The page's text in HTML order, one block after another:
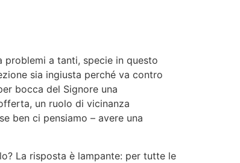
a tanti, specie in questo
sia ingiusta perché va contro
bocca del Signore una
un ruolo di vicinanza
ben ci pensiamo – avere una
La risposta è lampante: per tutte le